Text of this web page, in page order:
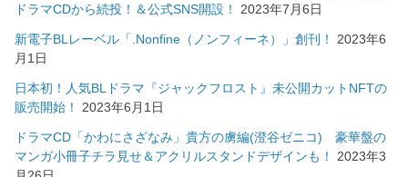
ドラマCDから続投！＆公式SNS開設！
2023年7月6日
新電子BLレーベル「.Nonfine（ノンフィーネ）」創刊！
2023年6
月1日
日本初！人気BLドラマ『ジャックフロスト』未公開カットNFTの
販売開始！
2023年6月1日
ドラマCD「かわにさざなみ」貴方の虜編(澄谷ゼニコ) 豪華盤の
マンガ小冊子チラ見せ＆アクリルスタンドデザインも！
2023年3